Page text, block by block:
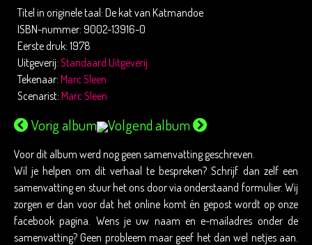
Titel in originele taal: De kat van Katmandoe
ISBN-nummer: 9002-13916-0
Eerste druk: 1978
Uitgeverij: Standaard Uitgeverij
Tekenaar: Marc Sleen
Scenarist: Marc Sleen
Vorig album Volgend album
Voor dit album werd nog geen samenvatting geschreven.
Wil je helpen om dit verhaal te bespreken? Schrijf dan zelf een
samenvatting en stuur het ons door via onderstaand formulier. Wij
zorgen er dan voor dat het online komt én gepost wordt op onze
facebook pagina. Wens je uw naam en e-mailadres onder de
samenvatting? Geen probleem maar geef het dan wel netjes aan.